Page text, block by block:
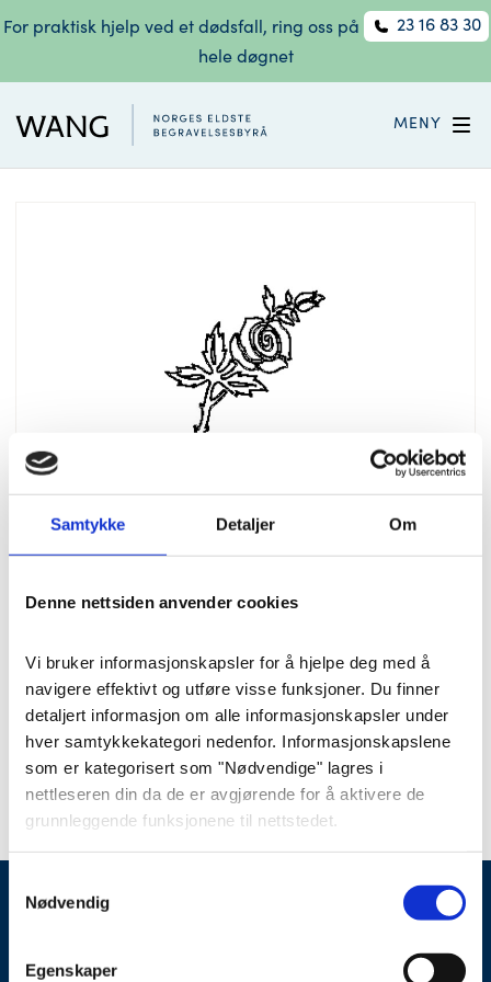
Samtykke Detaljer Om
Denne nettsiden anvender cookies
Vi bruker informasjonskapsler for å hjelpe deg med å
navigere effektivt og utføre visse funksjoner. Du finner
detaljert informasjon om alle informasjonskapsler under
hver samtykkekategori nedenfor. Informasjonskapslene
som er kategorisert som "Nødvendige" lagres i
nettleseren din da de er avgjørende for å aktivere de
grunnleggende funksjonene til nettstedet.
hjelper oss med å analysere hvordan du bruker denne
nettsiden, lagrer innstillingene dine og angir innhold og
informasjonskapslene vil kun bli lagret i nettleseren din
Nødvendig
Egenskaper
For praktisk hjelp ved et dødsfall, ring oss på
23 16 83 30
hele døgnet
MENY
Ornament 12
Varenummer: orn012